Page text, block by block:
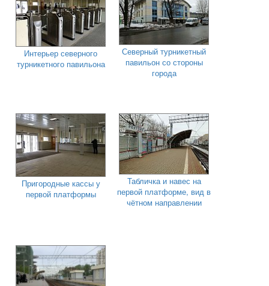
Интерьер северного
турникетного павильона
Северный турникетный
павильон со стороны
города
Пригородные кассы у
первой платформы
Табличка и навес на
первой платформе, вид в
чётном направлении